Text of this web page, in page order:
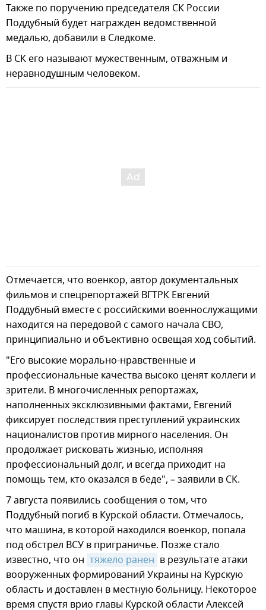
Также по поручению председателя СК России
Поддубный будет награжден ведомственной
медалью, добавили в Следкоме.
В СК его называют мужественным, отважным и
неравнодушным человеком.
Отмечается, что военкор, автор документальных
фильмов и спецрепортажей ВГТРК Евгений
Поддубный вместе с российскими военнослужащими
находится на передовой с самого начала СВО,
принципиально и объективно освещая ход событий.
"Его высокие морально-нравственные и
профессиональные качества высоко ценят коллеги и
зрители. В многочисленных репортажах,
наполненных эксклюзивными фактами, Евгений
фиксирует последствия преступлений украинских
националистов против мирного населения. Он
продолжает рисковать жизнью, исполняя
профессиональный долг, и всегда приходит на
помощь тем, кто оказался в беде", – заявили в СК.
7 августа появились сообщения о том, что
Поддубный погиб в Курской области. Отмечалось,
что машина, в которой находился военкор, попала
под обстрел ВСУ в приграничье. Позже стало
известно, что он тяжело ранен в результате атаки
вооруженных формирований Украины на Курскую
область и доставлен в местную больницу. Некоторое
время спустя врио главы Курской области Алексей